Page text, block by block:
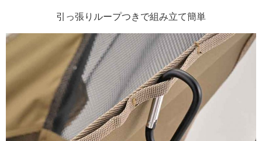
引っ張りループつきで組み立て簡単